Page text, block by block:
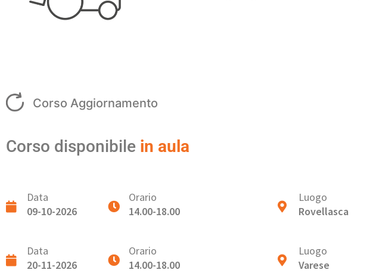
Corso Aggiornamento
Corso disponibile in aula
Data
09-10-2026
Orario
14.00-18.00
Luogo
Rovellasca
Data
20-11-2026
Orario
14.00-18.00
Luogo
Varese